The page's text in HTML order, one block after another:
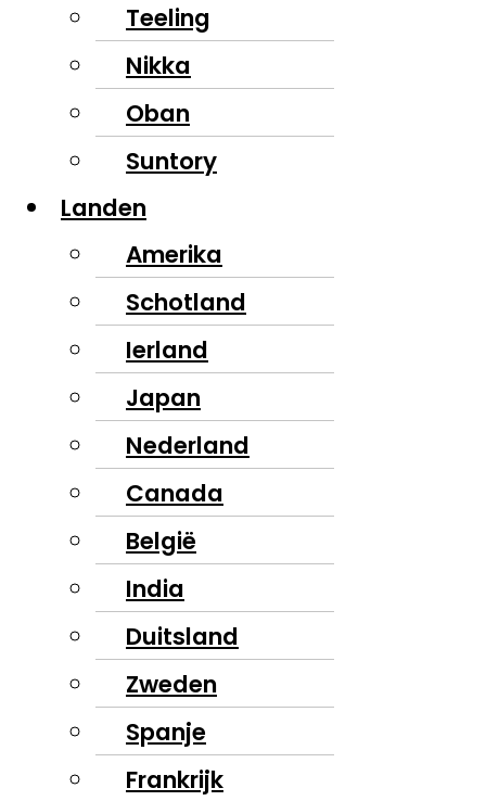
Teeling
Nikka
Oban
Suntory
Landen
Amerika
Schotland
Ierland
Japan
Nederland
Canada
België
India
Duitsland
Zweden
Spanje
Frankrijk